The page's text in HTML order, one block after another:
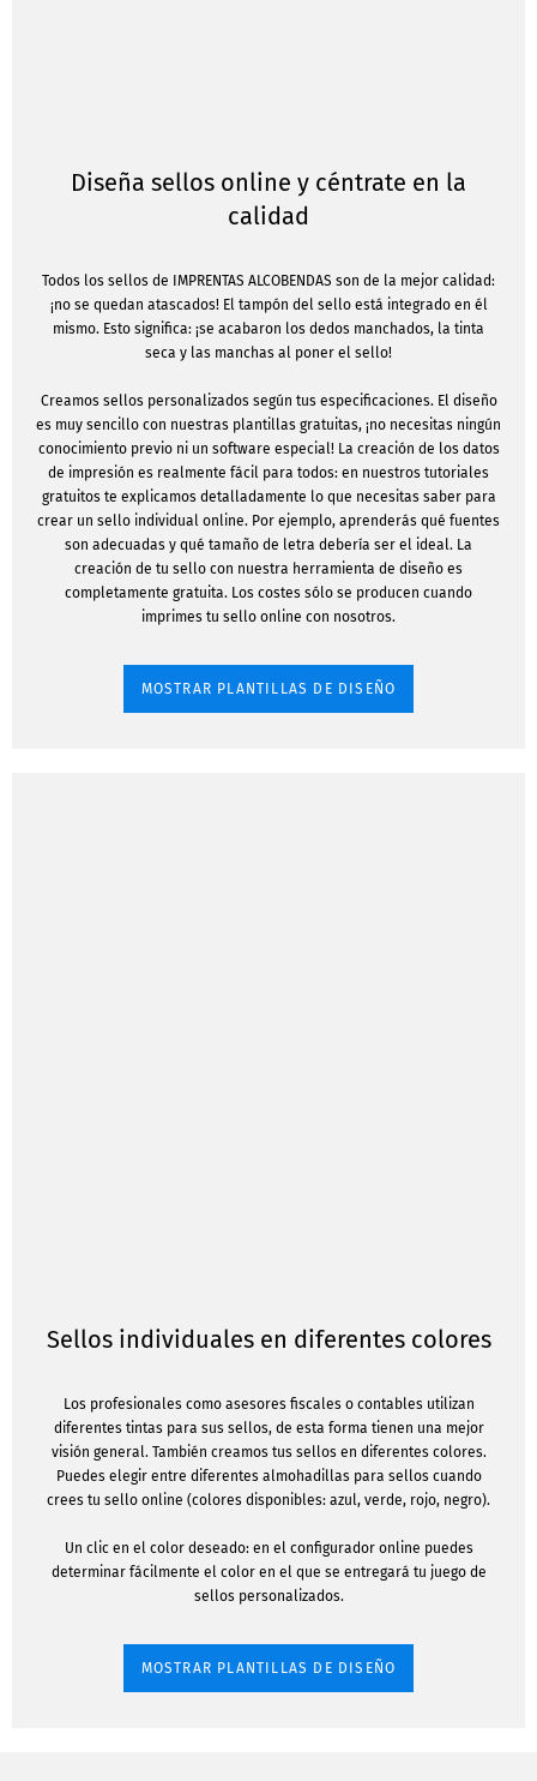
Diseña sellos online y céntrate en la
calidad
Todos los sellos de IMPRENTAS ALCOBENDAS son de la mejor calidad:
¡no se quedan atascados! El tampón del sello está integrado en él
mismo. Esto significa: ¡se acabaron los dedos manchados, la tinta
seca y las manchas al poner el sello!
Creamos sellos personalizados según tus especificaciones. El diseño
es muy sencillo con nuestras plantillas gratuitas, ¡no necesitas ningún
conocimiento previo ni un software especial! La creación de los datos
de impresión es realmente fácil para todos: en nuestros tutoriales
gratuitos te explicamos detalladamente lo que necesitas saber para
crear un sello individual online. Por ejemplo, aprenderás qué fuentes
son adecuadas y qué tamaño de letra debería ser el ideal. La
creación de tu sello con nuestra herramienta de diseño es
completamente gratuita. Los costes sólo se producen cuando
imprimes tu sello online con nosotros.
MOSTRAR PLANTILLAS DE DISEÑO
Sellos individuales en diferentes colores
Los profesionales como asesores fiscales o contables utilizan
diferentes tintas para sus sellos, de esta forma tienen una mejor
visión general. También creamos tus sellos en diferentes colores.
Puedes elegir entre diferentes almohadillas para sellos cuando
crees tu sello online (colores disponibles: azul, verde, rojo, negro).
Un clic en el color deseado: en el configurador online puedes
determinar fácilmente el color en el que se entregará tu juego de
sellos personalizados.
MOSTRAR PLANTILLAS DE DISEÑO